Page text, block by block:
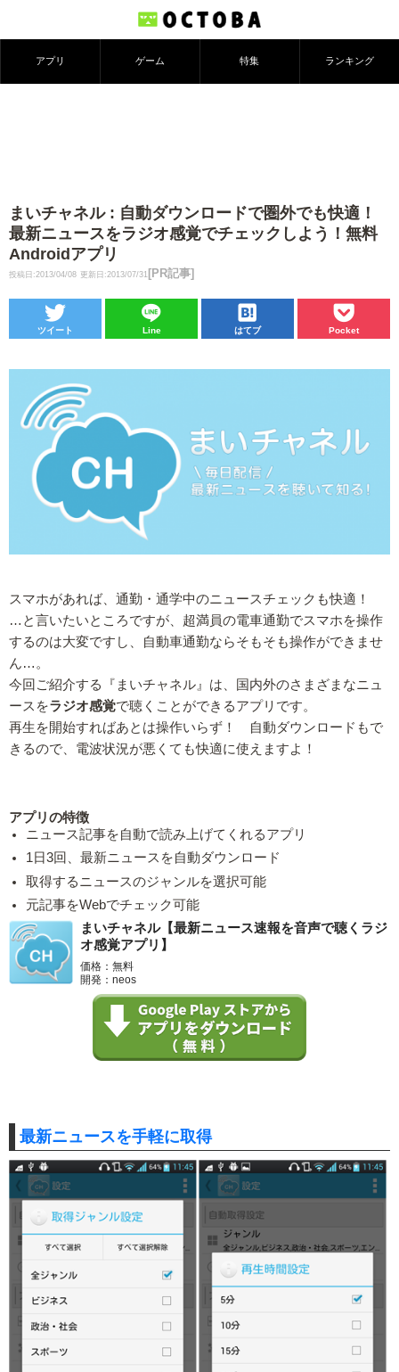
アプリ ゲーム 特集 ランキング
まいチャネル : 自動ダウンロードで圏外でも快適！
最新ニュースをラジオ感覚でチェックしよう！無料
Androidアプリ
投稿日:2013/04/08 更新日:2013/07/31 [PR記事]
ツイート Line はてブ Pocket
スマホがあれば、通勤・通学中のニュースチェックも快適！
…と言いたいところですが、超満員の電車通勤でスマホを操作
するのは大変ですし、自動車通勤ならそもそも操作ができませ
ん…。
今回ご紹介する『まいチャネル』は、国内外のさまざまなニュ
ースをラジオ感覚で聴くことができるアプリです。
再生を開始すればあとは操作いらず！ 自動ダウンロードもで
きるので、電波状況が悪くても快適に使えますよ！
アプリの特徴
ニュース記事を自動で読み上げてくれるアプリ
1日3回、最新ニュースを自動ダウンロード
取得するニュースのジャンルを選択可能
元記事をWebでチェック可能
まいチャネル【最新ニュース速報を音声で聴くラジ
オ感覚アプリ】
価格：無料
開発：neos
最新ニュースを手軽に取得